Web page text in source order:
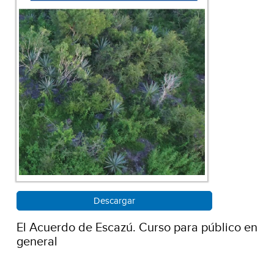
Descargar
El Acuerdo de Escazú. Curso para público en
general